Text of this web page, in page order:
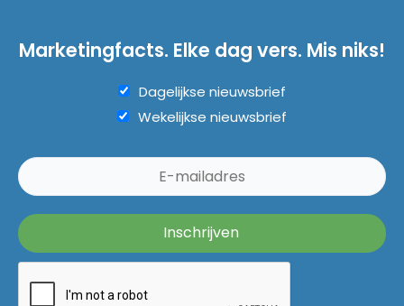
Marketingfacts. Elke dag vers. Mis niks!
Dagelijkse nieuwsbrief
Wekelijkse nieuwsbrief